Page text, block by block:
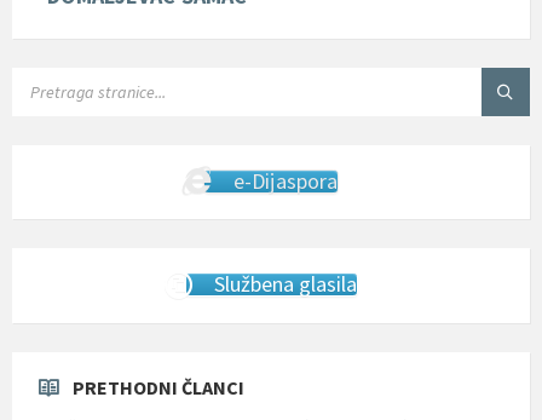
e-Dijaspora
Službena glasila
PRETHODNI ČLANCI